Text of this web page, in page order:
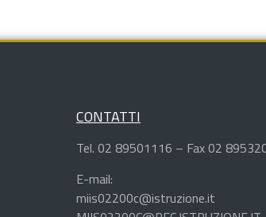
CONTATTI
Tel. 02 89501116 – Fax 02
E-mail:
miis02200c@istruzione.it